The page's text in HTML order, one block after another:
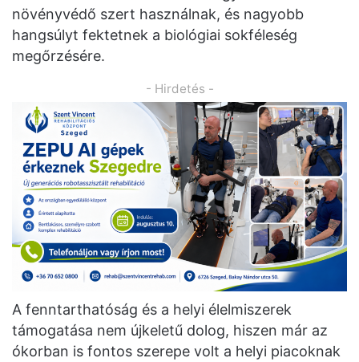
növényvédő szert használnak, és nagyobb
hangsúlyt fektetnek a biológiai sokféleség
megőrzésére.
- Hirdetés -
A fenntarthatóság és a helyi élelmiszerek
támogatása nem újkeletű dolog, hiszen már az
ókorban is fontos szerepe volt a helyi piacoknak